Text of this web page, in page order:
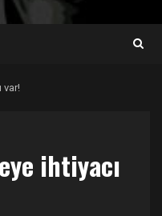
var!
ihtiyacı